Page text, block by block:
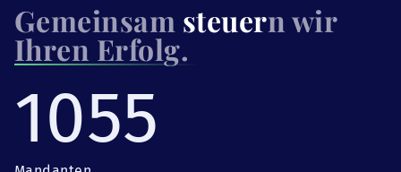
Gemeinsam steuern wir
Ihren Erfolg.
1055